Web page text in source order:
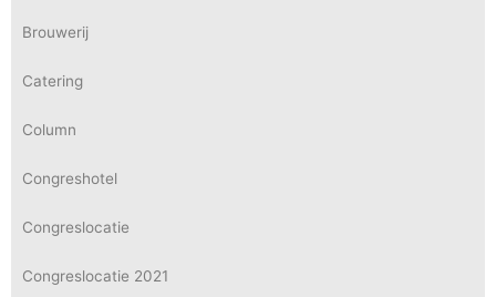
Brouwerij
Catering
Column
Congreshotel
Congreslocatie
Congreslocatie 2021